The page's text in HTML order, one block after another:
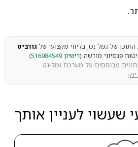
של גמל נט, בליווי מקצועי של גודביט
פנסיוני מורשה (רישיון 516984549
)
יוני 2026 · הנתונים מבוססים על מערכת גמל-נט
שעשוי לעניין אותך